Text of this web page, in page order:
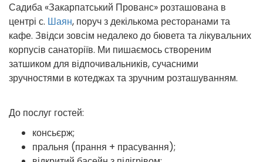
Садиба «Закарпатський Прованс» розташована в
центрі с. Шаян, поруч з декількома ресторанами та
кафе. Звідси зовсім недалеко до бювета та лікувальних
корпусів санаторіїв. Ми пишаємось створеним
затшиком для відпочивальників, сучасними
зручностями в котеджах та зручним розташуванням.
До послуг гостей:
консьєрж;
пральня (прання + прасування);